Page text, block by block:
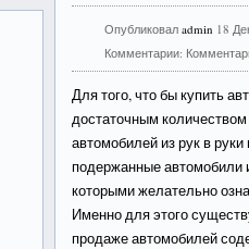
Опубликовалadmin 18
Комментарии:
Для того, что бы купить
достаточным
автомобилей из рук в
подержанные автомобили
которыми желательно
Именно для этого
продаже автомобилей